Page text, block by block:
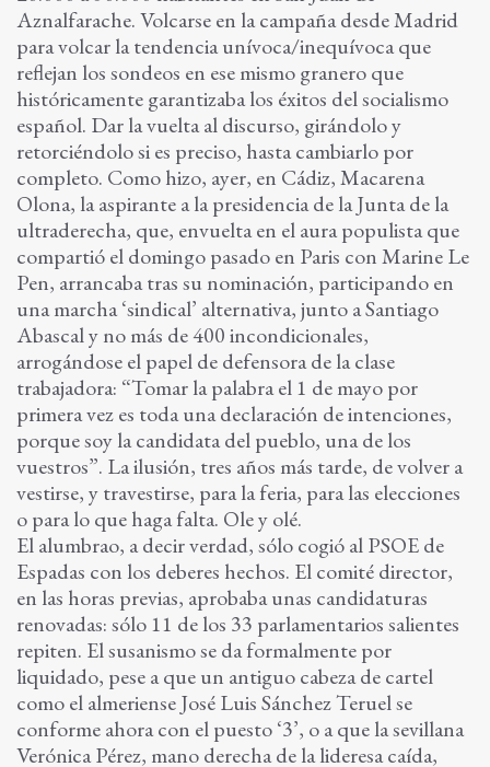
Aznalfarache. Volcarse en la campaña desde Madrid
para volcar la tendencia unívoca/inequívoca que
reflejan los sondeos en ese mismo granero que
históricamente garantizaba los éxitos del socialismo
español. Dar la vuelta al discurso, girándolo y
retorciéndolo si es preciso, hasta cambiarlo por
completo. Como hizo, ayer, en Cádiz, Macarena
Olona, la aspirante a la presidencia de la Junta de la
ultraderecha, que, envuelta en el aura populista que
compartió el domingo pasado en Paris con Marine Le
Pen, arrancaba tras su nominación, participando en
una marcha ‘sindical’ alternativa, junto a Santiago
Abascal y no más de 400 incondicionales,
arrogándose el papel de defensora de la clase
trabajadora: “Tomar la palabra el 1 de mayo por
primera vez es toda una declaración de intenciones,
porque soy la candidata del pueblo, una de los
vuestros”. La ilusión, tres años más tarde, de volver a
vestirse, y travestirse, para la feria, para las elecciones
o para lo que haga falta. Ole y olé.
El alumbrao, a decir verdad, sólo cogió al PSOE de
Espadas con los deberes hechos. El comité director,
en las horas previas, aprobaba unas candidaturas
renovadas: sólo 11 de los 33 parlamentarios salientes
repiten. El susanismo se da formalmente por
liquidado, pese a que un antiguo cabeza de cartel
como el almeriense José Luis Sánchez Teruel se
conforme ahora con el puesto ‘3’, o a que la sevillana
Verónica Pérez, mano derecha de la lideresa caída,